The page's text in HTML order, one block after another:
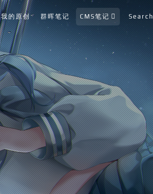
我的原创 群晖笔记 CMS笔记 Search